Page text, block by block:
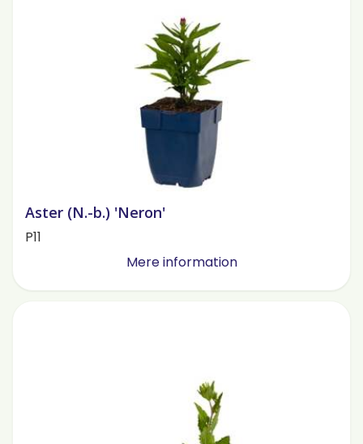
Aster (N.-b.) 'Neron'
P11
Mere information